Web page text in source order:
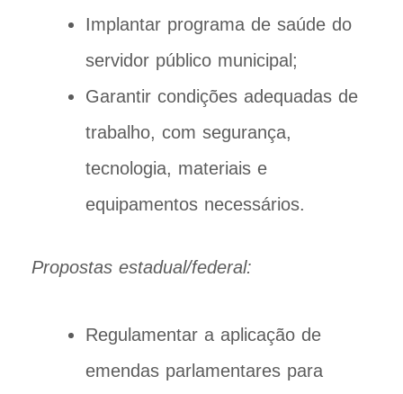
Implantar programa de saúde do
servidor público municipal;
Garantir condições adequadas de
trabalho, com segurança,
tecnologia, materiais e
equipamentos necessários.
Propostas estadual/federal:
Regulamentar a aplicação de
emendas parlamentares para